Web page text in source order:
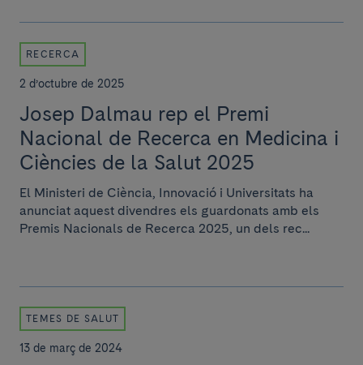
RECERCA
2 d’octubre de 2025
Josep Dalmau rep el Premi
Nacional de Recerca en Medicina i
Ciències de la Salut 2025
El Ministeri de Ciència, Innovació i Universitats ha
anunciat aquest divendres els guardonats amb els
Premis Nacionals de Recerca 2025, un dels rec...
TEMES DE SALUT
13 de març de 2024